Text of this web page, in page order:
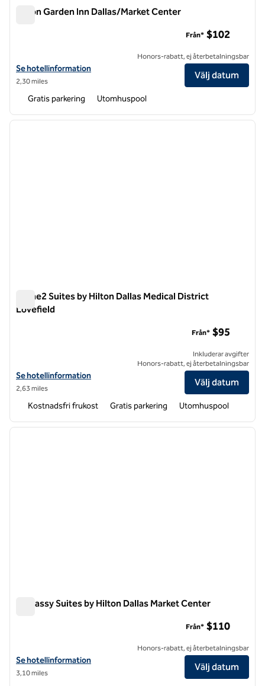
Hilton Garden Inn Dallas/Market Center
Visa hotelluppgifter för Hilton Garden Inn Dallas/Market Center
Se hotellinformation
2,30 miles
Från* $102
Honors-rabatt, ej återbetalningsbar
Välj datum
Gratis parkering Utomhuspool
1 av 12
nästa
Home2 Suites by Hilton Dallas Medical District
Lovefield
Visa hotelluppgifter för Home2 Suites by Hilton Dallas Medical
Se hotellinformation
2,63 miles
Från* $95
Inkluderar avgifter
Honors-rabatt, ej återbetalningsbar
Välj datum
Kostnadsfri frukost Gratis parkering Utomhuspool
1 av 12
nästa
Embassy Suites by Hilton Dallas Market Center
Visa hotelluppgifter för Embassy Suites by Hilton Dallas Market
Se hotellinformation
3,10 miles
Från* $110
Honors-rabatt, ej återbetalningsbar
Välj datum